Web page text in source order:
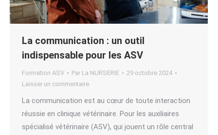
La communication : un outil
indispensable pour les ASV
Formation ASV Par La NURSERIE
29 octobre 2024
Laisser un commentaire
La communication est au cœur de toute interaction
réussie en clinique vétérinaire. Pour les auxiliaires
spécialisé vétérinaire (ASV), qui jouent un rôle central